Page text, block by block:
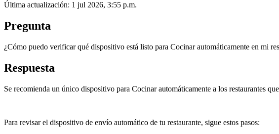
Última actualización: 1 jul 2026, 3:55 p.m.
Pregunta
¿Cómo puedo verificar qué dispositivo está listo para Cocinar automáticamente en mi
Respuesta
Se recomienda un único dispositivo para Cocinar automáticamente a los restaurantes
Para revisar el dispositivo de envío automático de tu restaurante, sigue estos pasos: